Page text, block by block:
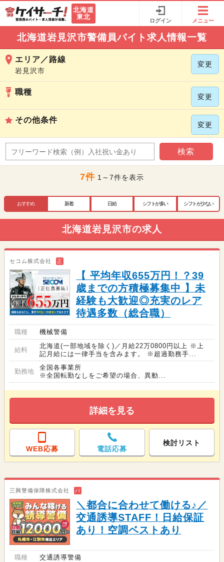
北海道
東北
ログイン メニュー
北海道岩見沢市警備員バイト求人情報一覧
エリア／路線
岩見沢市
変更
職種
変更
その他条件
変更
検索
7件 1～7件を表示
おすすめ 新着 日給 シフトが多い シフトが少ない
北海道岩見沢市の求人
セコム株式会社 正
【 平均年収655万円！？39
歳までの方積極募集中 】未
経験も大歓迎◎充実のレア
待遇多数（総合職）
職種 機械警備
給料
北海道(一部地域を除く)／月給22万0800円以上 ※上
記月給には一律手当を含みます。 ※超過勤務手...
勤務地
全国各事業所
※全国転勤なしをご希望の場合、異動...
詳細を見る
WEB応募 電話応募
検討リスト
三興警備保障株式会社 バ
＼都合に合わせて働ける♪／
交通誘導STAFF！日給保証
あり！空調ベストあり
職種 交通誘導警備